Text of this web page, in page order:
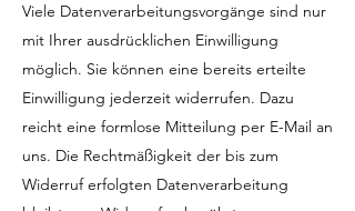
Viele Datenverarbeitungsvorgänge sind nur
mit Ihrer ausdrücklichen Einwilligung
möglich. Sie können eine bereits erteilte
Einwilligung jederzeit widerrufen. Dazu
reicht eine formlose Mitteilung per E-Mail an
uns. Die Rechtmäßigkeit der bis zum
Widerruf erfolgten Datenverarbeitung